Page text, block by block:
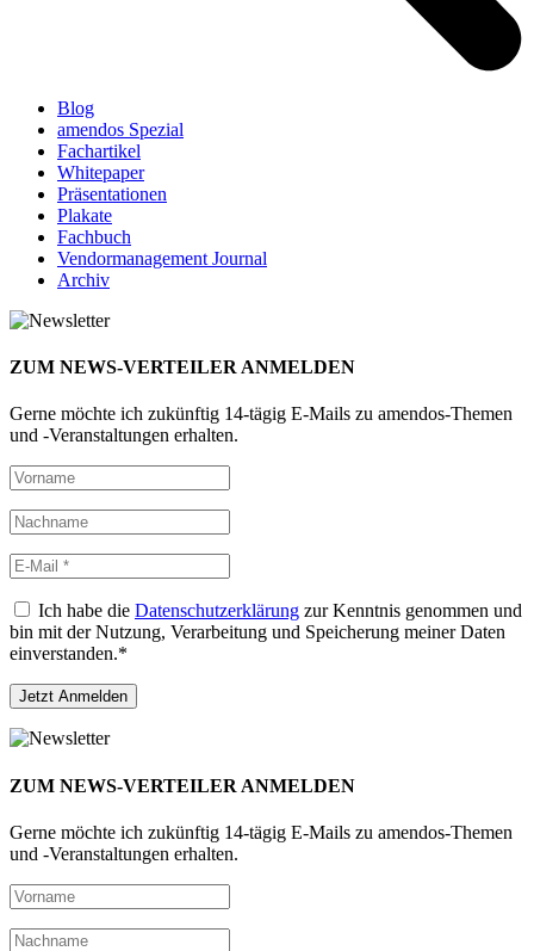
Blog
amendos Spezial
Fachartikel
Whitepaper
Präsentationen
Plakate
Fachbuch
Vendormanagement Journal
Archiv
ZUM NEWS-VERTEILER ANMELDEN
Gerne möchte ich zukünftig 14-tägig E-Mails zu amendos-Themen
und -Veranstaltungen erhalten.
Ich habe die Datenschutzerklärung zur Kenntnis genommen und
bin mit der Nutzung, Verarbeitung und Speicherung meiner Daten
einverstanden.*
ZUM NEWS-VERTEILER ANMELDEN
Gerne möchte ich zukünftig 14-tägig E-Mails zu amendos-Themen
und -Veranstaltungen erhalten.